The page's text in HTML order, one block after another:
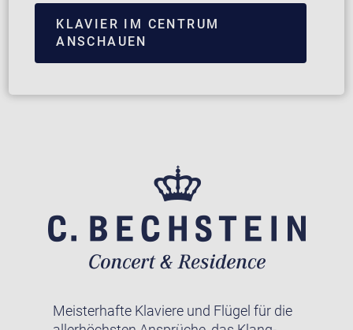
KLAVIER IM CENTRUM
ANSCHAUEN
Meisterhafte Klaviere und Flügel für die